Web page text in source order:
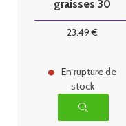
graisses 30
23.49 €
En rupture de
stock